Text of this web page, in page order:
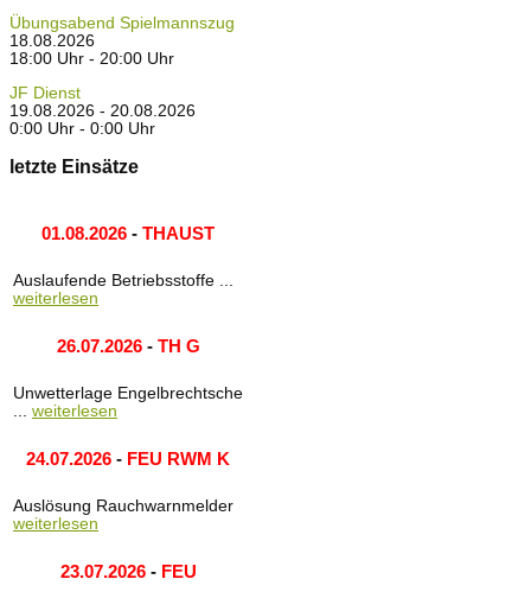
Übungsabend Spielmannszug
18.08.2026
18:00 Uhr - 20:00 Uhr
JF Dienst
19.08.2026 - 20.08.2026
0:00 Uhr - 0:00 Uhr
letzte Einsätze
01.08.2026 - THAUST
Auslaufende Betriebsstoffe ...
weiterlesen
26.07.2026- TH G
Unwetterlage Engelbrechtsche
... weiterlesen
24.07.2026 - FEU RWM K
Auslösung Rauchwarnmelder
weiterlesen
23.07.2026- FEU